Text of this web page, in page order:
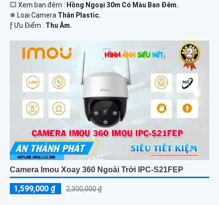
💥 Xem ban đêm : Hồng Ngoại 30m Có Màu Ban Đêm.
❄ Loại Camera Thân Plastic.
️ƒ Ưu Điểm : Thu Âm.
Camera Imou Xoay 360 Ngoài Trời IPC-S21FEP
1,599,000 ₫ 2,300,000 ₫